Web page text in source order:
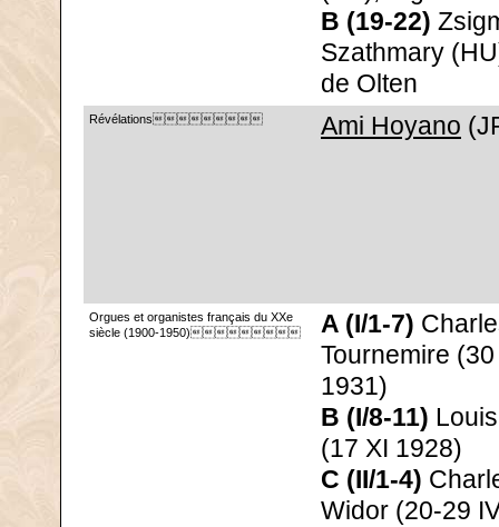
B (19-22)
Szathmary
de Olten
Révélations Ami Hoyano
Orgues et organistes français du XXe
siècle (1900-1950)
A (I/1-7)
Tournemire (30
1931)
B (I/8-11)
(17 XI 1928)
C (II/1-4)
Widor (20-29